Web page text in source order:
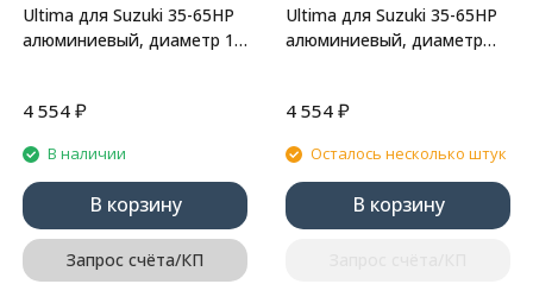
Ultima для Suzuki 35-65HP
алюминиевый, диаметр 11
4 554 ₽
В наличии
В корзину
Запрос счёта/КП
Ultima для Suzuki 35-65HP
алюминиевый, диаметр
4 554 ₽
Осталось несколько штук
В корзину